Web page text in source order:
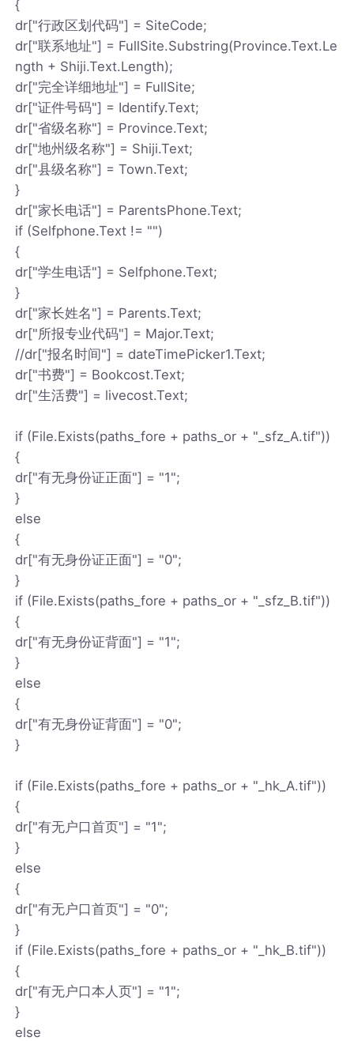
{
dr["行政区划代码"] = SiteCode;
dr["联系地址"] = FullSite.Substring(Province.Text.Le
ngth + Shiji.Text.Length);
dr["完全详细地址"] = FullSite;
dr["证件号码"] = Identify.Text;
dr["省级名称"] = Province.Text;
dr["地州级名称"] = Shiji.Text;
dr["县级名称"] = Town.Text;
}
dr["家长电话"] = ParentsPhone.Text;
if (Selfphone.Text != "")
{
dr["学生电话"] = Selfphone.Text;
}
dr["家长姓名"] = Parents.Text;
dr["所报专业代码"] = Major.Text;
//dr["报名时间"] = dateTimePicker1.Text;
dr["书费"] = Bookcost.Text;
dr["生活费"] = livecost.Text;
if (File.Exists(paths_fore + paths_or + "_sfz_A.tif"))
{
dr["有无身份证正面"] = "1";
}
else
{
dr["有无身份证正面"] = "0";
}
if (File.Exists(paths_fore + paths_or + "_sfz_B.tif"))
{
dr["有无身份证背面"] = "1";
}
else
{
dr["有无身份证背面"] = "0";
}
if (File.Exists(paths_fore + paths_or + "_hk_A.tif"))
{
dr["有无户口首页"] = "1";
}
else
{
dr["有无户口首页"] = "0";
}
if (File.Exists(paths_fore + paths_or + "_hk_B.tif"))
{
dr["有无户口本人页"] = "1";
}
else